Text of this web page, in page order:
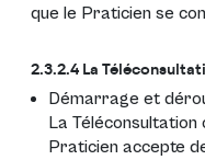
que le Praticien se
2.3.2.4 La
Démarrage et
La Téléconsultation
Praticien accepte